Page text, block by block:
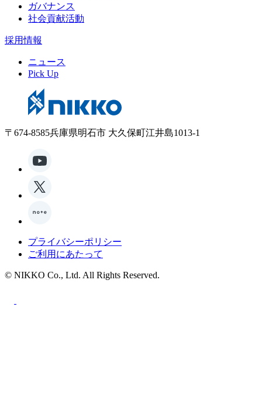
ガバナンス
社会貢献活動
採用情報
ニュース
Pick Up
〒674-8585兵庫県明石市 大久保町江井島1013-1
プライバシーポリシー
ご利用にあたって
© NIKKO Co., Ltd. All Rights Reserved.